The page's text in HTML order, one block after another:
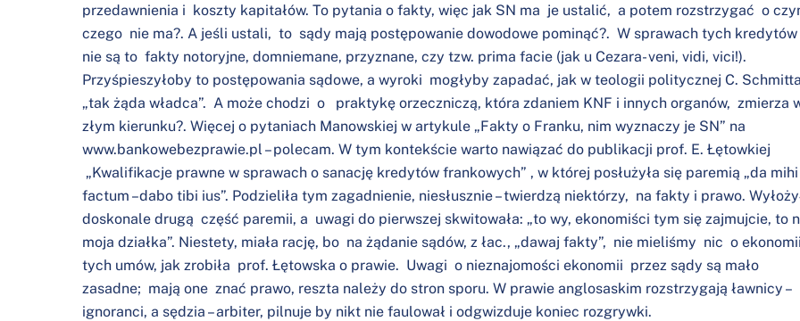
przedawnienia i koszty kapitałów. To pytania o fakty, więc jak SN ma je ustalić, a potem rozstrzygać o
czego nie ma?. A jeśli ustali, to sądy mają postępowanie dowodowe pominąć?. W sprawach tych kredytów
nie są to fakty notoryjne, domniemane, przyznane, czy tzw. prima facie (jak u Cezara- veni, vidi, vici!).
Przyśpieszyłoby to postępowania sądowe, a wyroki mogłyby zapadać, jak w teologii politycznej C.
„tak żąda władca”. A może chodzi o praktykę orzeczniczą, która zdaniem KNF i innych organów, zmierza
złym kierunku?. Więcej o pytaniach Manowskiej w artykule „Fakty o Franku, nim wyznaczy je SN” na
www.bankowebezprawie.pl – polecam. W tym kontekście warto nawiązać do publikacji prof. E. Łętowkiej
„Kwalifikacje prawne w sprawach o sanację kredytów frankowych” , w której posłużyła się paremią „da mihi
factum –dabo tibi ius”. Podzieliła tym zagadnienie, niesłusznie – twierdzą niektórzy, na fakty i prawo.
doskonale drugą część paremii, a uwagi do pierwszej skwitowała: „to wy, ekonomiści tym się zajmujcie, to
moja działka”. Niestety, miała rację, bo na żądanie sądów, z łac., „dawaj fakty”, nie mieliśmy nic o ekonomii
tych umów, jak zrobiła prof. Łętowska o prawie. Uwagi o nieznajomości ekonomii przez sądy są mało
zasadne; mają one znać prawo, reszta należy do stron sporu. W prawie anglosaskim rozstrzygają ławnicy –
ignoranci, a sędzia – arbiter, pilnuje by nikt nie faulował i odgwizduje koniec rozgrywki.